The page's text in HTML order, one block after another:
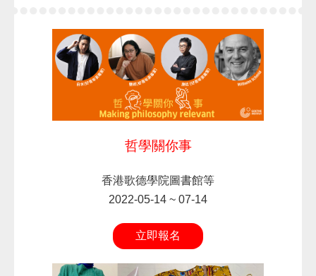
哲學關你事
香港歌德學院圖書館等
2022-05-14 ~ 07-14
立即報名